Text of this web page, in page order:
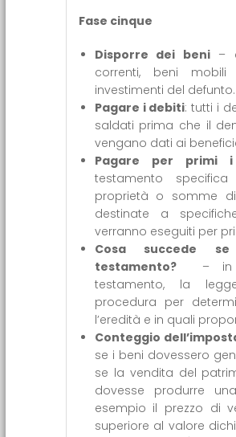
Fase cinque
Disporre dei beni–
correnti, beni
investimenti del defunto.
Pagare i debiti: tutti i
saldati prima che il
vengano dati ai
Pagare per primi
testamento
proprietà o somme
destinate a
verranno eseguiti per
Cosa succede
testamento?
– in
testamento, la
procedura per
l’eredità e in quali
Conteggio
se i beni dovessero
se la vendita del
dovesse produrre
esempio il prezzo di
superiore al valore